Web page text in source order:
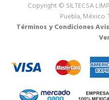
Copyright © SILTECSA
Puebla, México.
Términos y Condiciones